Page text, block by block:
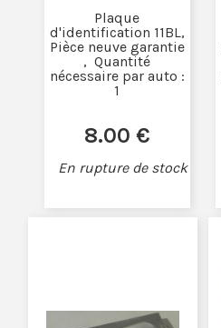
8.00 €
En rupture de stock
Plaque
d'identification 11BL,
Pièce neuve garantie
, Quantité
nécessaire par auto :
1